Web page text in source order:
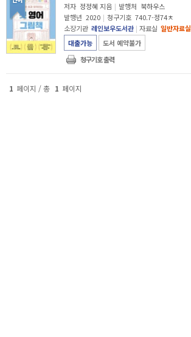
저자 정정혜 지음 | 발행처 북하우스
발행년 2020 | 청구기호 740.7-정74ㅊ
소장기관 레인보우도서관 | 자료실 일반자료실
대출가능
도서 예약불가
청구기호 출력
1 페이지 / 총 1 페이지